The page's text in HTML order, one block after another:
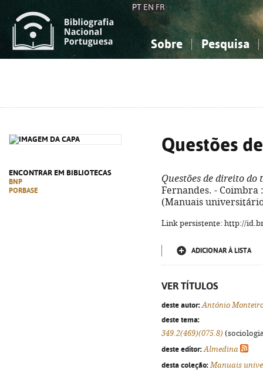
PT EN FR
Sobre Pesquisa
ENCONTRAR EM BIBLIOTECAS
BNP
PORBASE
Questões
Questões de direito do
Fernandes. - Coimbra
(Manuais
Link persistente: http://
ADICIONAR À LISTA
VER TÍTULOS
deste autor: António
deste tema:
349.2(469)(075.8)
deste editor: Almedina
desta coleção: Manuais